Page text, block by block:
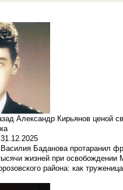
Александр Кирьянов ценой
31.12.2025
Василия Баданова протаранил
жизней при
района: как